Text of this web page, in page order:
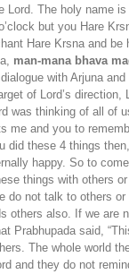
The holy name
but you Hare
Hare Krsna and
man-mana bhava
with Arjuna
of Lord’s
was thinking of all of
me and you to
did these 4 things then,
happy. So to
things with others
do not talk to others
others also. If we are
Prabhupada said,
The whole world
and they do not